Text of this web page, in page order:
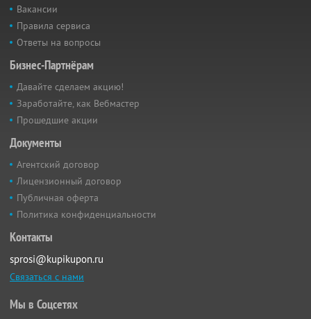
Вакансии
Правила сервиса
Ответы на вопросы
Бизнес-Партнёрам
Давайте сделаем акцию!
Заработайте, как Вебмастер
Прошедшие акции
Документы
Агентский договор
Лицензионный договор
Публичная оферта
Политика конфиденциальности
Контакты
sprosi@kupikupon.ru
Связаться с нами
Мы в Соцсетях